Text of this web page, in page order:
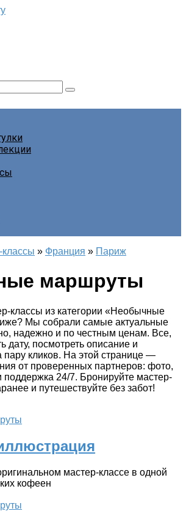
» Франция » Париж
маршруты
классы из категории «Необычные
Мы собрали самые актуальные
надежно и по честным ценам. Все,
дату, посмотреть описание и
пару кликов. На этой странице —
от проверенных партнеров: фото,
поддержка 24/7. Бронируйте мастер-
и путешествуйте без забот!
мастер-классе в одной
кофеен